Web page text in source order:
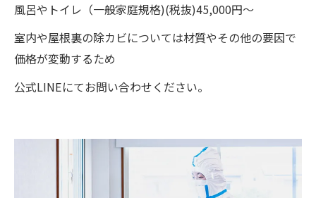
風呂やトイレ（一般家庭規格)(税抜)45,000円～
室内や屋根裏の除カビについては材質やその他の要因で
価格が変動するため
公式LINEにてお問い合わせください。